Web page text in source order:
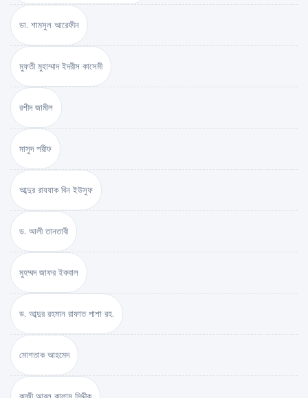
ডা. শামসুল আরেফীন
মুফতী মুহাম্মাদ ইদরীস কাসেমী
রশীদ জামীল
মাসুদ শরীফ
আব্দুর রাযযাক বিন ইউসুফ
ড. আলী তানতাবী
মুহম্মদ জাফর ইকবাল
ড. আব্দুর রহমান রাফাত পাশা রহ.
মোশতাক আহমেদ
কাজী আবুল কালাম সিদ্দীক